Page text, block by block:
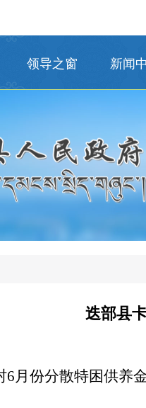
领导之窗 新闻
迭部县
6月份分散特困供养